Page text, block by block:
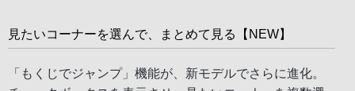
見たいコーナーを選んで、まとめて見る【NEW】
「もくじでジャンプ」機能が、新モデルでさらに進化。